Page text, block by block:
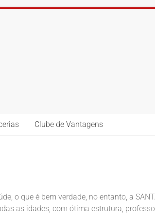
Clube de Vantagens
o que é bem verdade, no entanto, a
as idades, com ótima estrutura,